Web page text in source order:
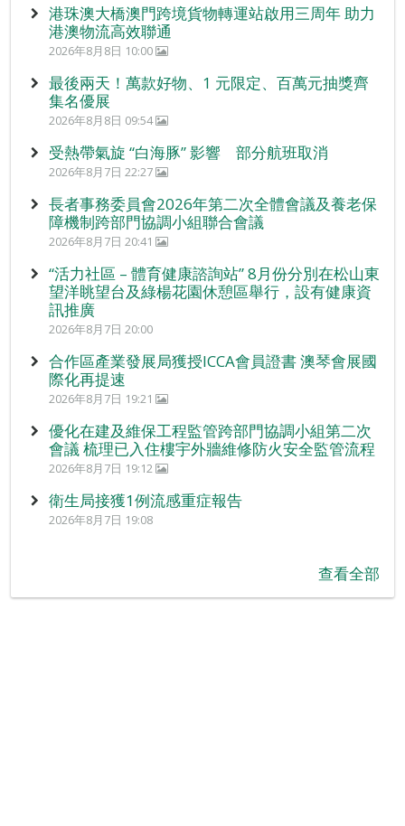
港珠澳大橋澳門跨境貨物轉運站啟用三周年 助力
港澳物流高效聯通
2026年8月8日 10:00
最後兩天！萬款好物、1 元限定、百萬元抽獎齊
集名優展
2026年8月8日 09:54
受熱帶氣旋 “白海豚” 影響 部分航班取消
2026年8月7日 22:27
長者事務委員會2026年第二次全體會議及養老保
障機制跨部門協調小組聯合會議
2026年8月7日 20:41
“活力社區 – 體育健康諮詢站” 8月份分別在松山東
望洋眺望台及綠楊花園休憩區舉行，設有健康資
訊推廣
2026年8月7日 20:00
合作區產業發展局獲授ICCA會員證書 澳琴會展國
際化再提速
2026年8月7日 19:21
優化在建及維保工程監管跨部門協調小組第二次
會議 梳理已入住樓宇外牆維修防火安全監管流程
2026年8月7日 19:12
衛生局接獲1例流感重症報告
2026年8月7日 19:08
查看全部